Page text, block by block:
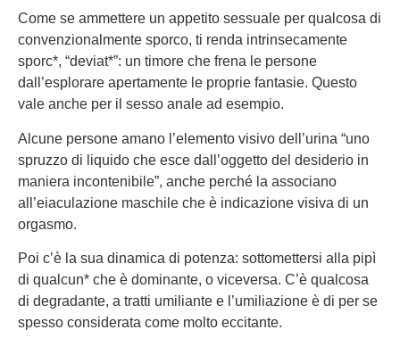
Come se ammettere un appetito sessuale per qualcosa di
convenzionalmente sporco, ti renda intrinsecamente
sporc*, “deviat*”: un timore che frena le persone
dall’esplorare apertamente le proprie fantasie. Questo
vale anche per il sesso anale ad esempio.
Alcune persone amano l’elemento visivo dell’urina “uno
spruzzo di liquido che esce dall’oggetto del desiderio in
maniera incontenibile”, anche perché la associano
all’eiaculazione maschile che è indicazione visiva di un
orgasmo.
Poi c’è la sua dinamica di potenza: sottomettersi alla pipì
di qualcun* che è dominante, o viceversa. C’è qualcosa
di degradante, a tratti umiliante e l’umiliazione è di per se
spesso considerata come molto eccitante.